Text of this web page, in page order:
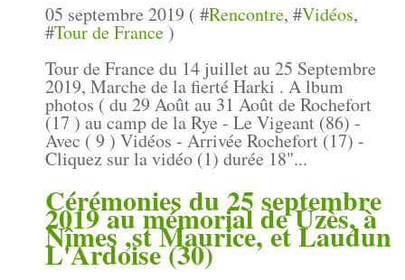
05 septembre 2019 ( #Rencontre, #Vidéos,
#Tour de France)
Tour de France du 14 juillet au 25 Septembre
2019, Marche de la fierté Harki . A lbum
photos ( du 29 Août au 31 Août de Rochefort
(17 ) au camp de la Rye - Le Vigeant (86) -
Avec ( 9 ) Vidéos - Arrivée Rochefort (17) -
Cliquez sur la vidéo (1) durée 18"...
Cérémonies du 25 septembre
2019 au mémorial de Uzès, à
Nîmes ,st Maurice, et Laudun
L'Ardoise (30)